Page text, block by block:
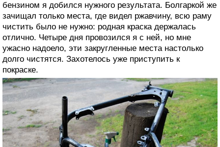
бензином я добился нужного результата. Болгаркой же
зачищал только места, где видел ржавчину, всю раму
чистить было не нужно: родная краска держалась
отлично. Четыре дня провозился я с ней, но мне
ужасно надоело, эти закругленные места настолько
долго чистятся. Захотелось уже приступить к
покраске.